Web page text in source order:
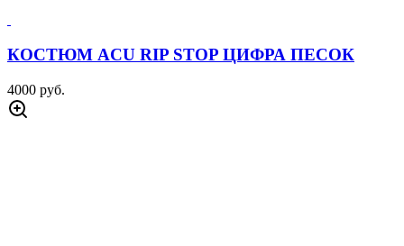
КОСТЮМ ACU RIP STOP ЦИФРА ПЕСОК
4000 руб.